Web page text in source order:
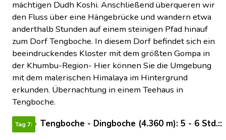
mächtigen Dudh Koshi. Anschließend überqueren wir
den Fluss über eine Hängebrücke und wandern etwa
anderthalb Stunden auf einem steinigen Pfad hinauf
zum Dorf Tengboche. In diesem Dorf befindet sich ein
beeindruckendes Kloster mit dem größten Gompa in
der Khumbu-Region- Hier können Sie die Umgebung
mit dem malerischen Himalaya im Hintergrund
erkunden. Übernachtung in einem Teehaus in
Tengboche.
Tag 7:
Tengboche - Dingboche (4.360 m): 5 - 6 Std.::